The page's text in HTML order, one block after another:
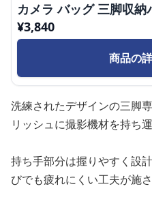
カメラ バッグ 三脚収納
¥3,840
商品の
洗練されたデザインの三脚
リッシュに撮影機材を持ち運
持ち手部分は握りやすく設
びでも疲れにくい工夫が施さ